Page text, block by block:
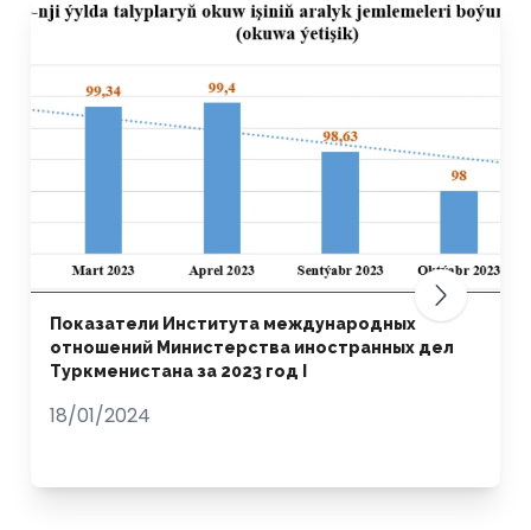
Показатели Института международных
отношений Министерства иностранных дел
Туркменистана за 2023 год I
18/01/2024